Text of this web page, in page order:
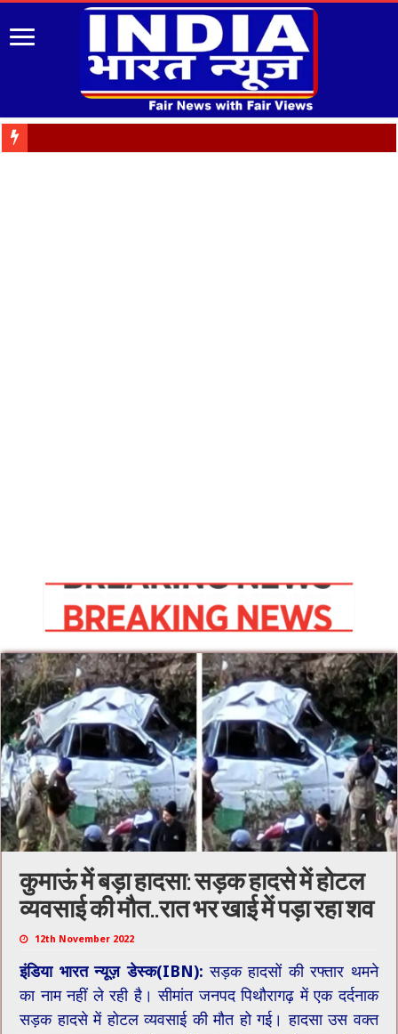
कुमाऊं में बड़ा हादसा: सड़क हादसे में होटल
व्यवसाई की मौत..रात भर खाई में पड़ा रहा शव
12th November 2022
इंडिया भारत न्यूज़ डेस्क(IBN): सड़क हादसों की रफ्तार थमने
का नाम नहीं ले रही है। सीमांत जनपद पिथौरागढ़ में एक दर्दनाक
सड़क हादसे में होटल व्यवसाई की मौत हो गई। हादसा उस वक्त